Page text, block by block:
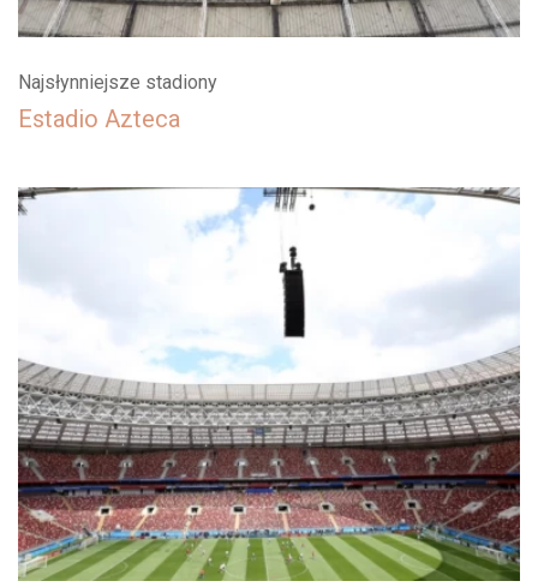
Najsłynniejsze stadiony
Estadio Azteca